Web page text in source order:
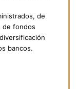
de
de fondos
bancos.